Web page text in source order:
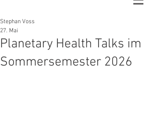
Planetary Health Talks im
Sommersemester 2026
Stephan Voss
27. Mai